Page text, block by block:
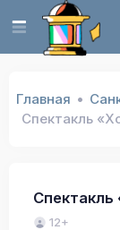
Главная
Спектакль
12+